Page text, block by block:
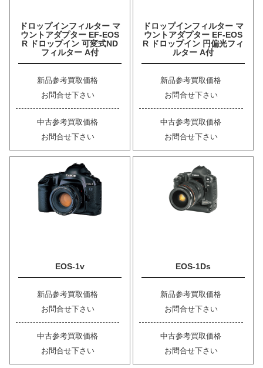
ドロップインフィルター マ
ウントアダプター EF-EOS
R ドロップイン 可変式ND
フィルター A付
新品参考買取価格
お問合せ下さい
中古参考買取価格
お問合せ下さい
ドロップインフィルター マ
ウントアダプター EF-EOS
R ドロップイン 円偏光フィ
ルター A付
新品参考買取価格
お問合せ下さい
中古参考買取価格
お問合せ下さい
EOS-1v
新品参考買取価格
お問合せ下さい
中古参考買取価格
お問合せ下さい
EOS-1Ds
新品参考買取価格
お問合せ下さい
中古参考買取価格
お問合せ下さい